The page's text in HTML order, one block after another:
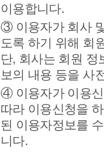
이용합니다.
③ 이용자가 회사
도록 하기 위해 회
단, 회사는 회원 정
보의 내용 등을 사
④ 이용자가 이용
따라 이용신청을
된 이용자정보를
니다.